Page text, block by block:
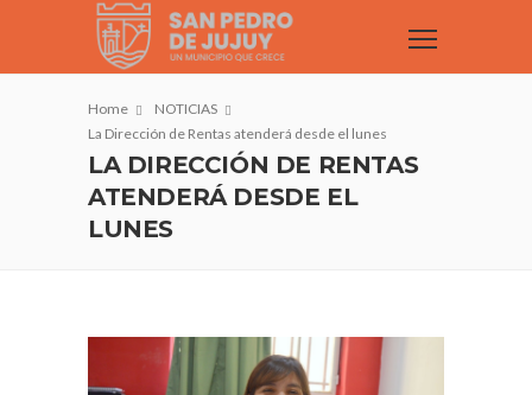
Home
NOTICIAS
La Dirección de Rentas atenderá desde el lunes
LA DIRECCIÓN DE RENTAS
ATENDERÁ DESDE EL
LUNES